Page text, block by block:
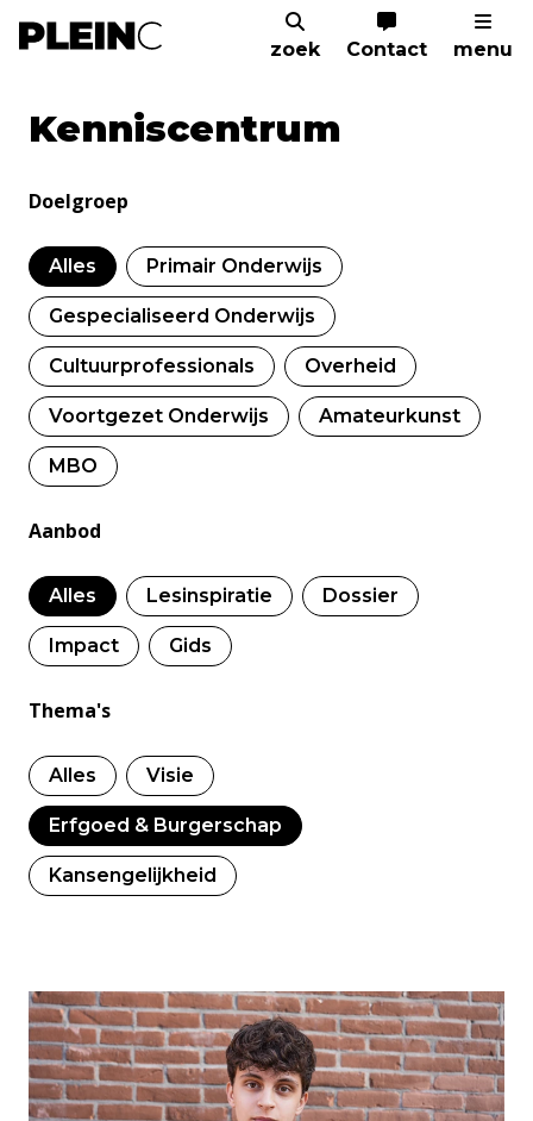
zoek Contact menu
Home Kenniscentrum
Kenniscentrum
Doelgroep
Alles Primair Onderwijs
Gespecialiseerd Onderwijs
Cultuurprofessionals Overheid
Voortgezet Onderwijs Amateurkunst
MBO
Aanbod
Alles Lesinspiratie Dossier
Impact Gids
Thema's
Alles Visie
Erfgoed & Burgerschap
Kansengelijkheid